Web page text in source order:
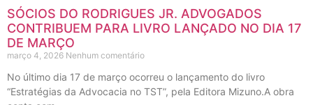
SÓCIOS DO RODRIGUES JR. ADVOGADOS
CONTRIBUEM PARA LIVRO LANÇADO NO DIA 17
DE MARÇO
março 4, 2026 Nenhum comentário
No último dia 17 de março ocorreu o lançamento do livro
“Estratégias da Advocacia no TST”, pela Editora Mizuno.A obra